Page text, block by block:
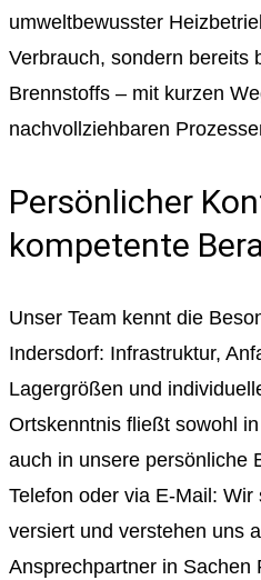
umweltbewusster
Verbrauch, sondern bereits
Brennstoffs – mit kurzen
nachvollziehbaren
Persönlicher
kompetente
Unser Team kennt die
Indersdorf: Infrastruktur,
Lagergrößen und
Ortskenntnis fließt sowohl
auch in unsere persönliche
Telefon oder via E-Mail:
versiert und verstehen uns
Ansprechpartner in Sachen